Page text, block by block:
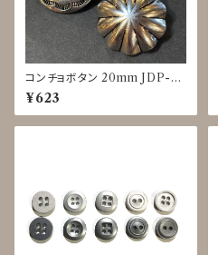
コンチョボタン 20mm JDP-0
016
¥623